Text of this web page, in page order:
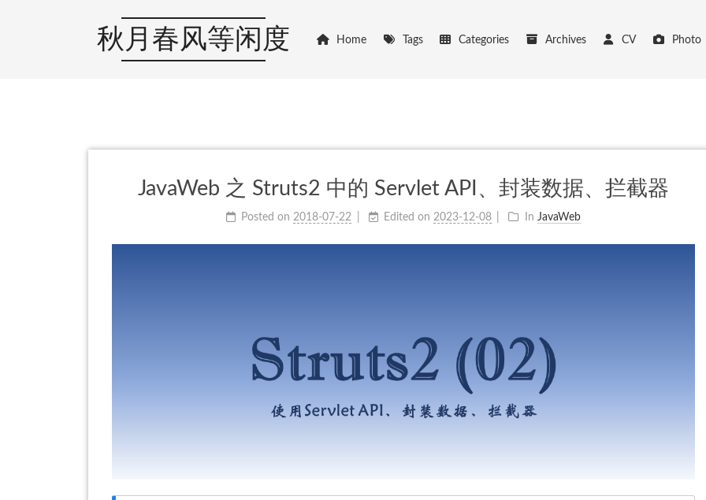
秋月春风等闲度 Home Tags Categories Archives CV Photo
JavaWeb 之 Struts2 中的 Servlet API、封装数据、拦截器
Posted on 2018-07-22 Edited on 2023-12-08 In JavaWeb